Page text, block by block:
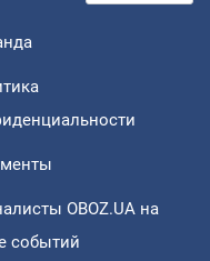
OBOZ.UA на
событий